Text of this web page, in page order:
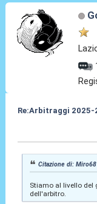
Re:Arbitraggi 2025-
Citazione di:
Stiamo al livello del
dell'arbitro.